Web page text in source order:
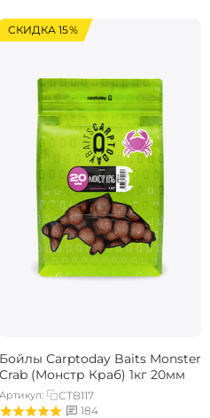
СКИДКА 15%
Бойлы Carptoday Baits Monster
Crab (Монстр Краб) 1кг 20мм
Артикул:
CTB117
184